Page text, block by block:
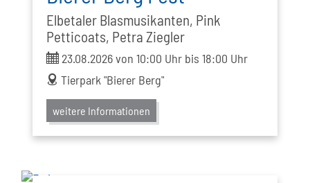
Elbetaler Blasmusikanten, Pink
Petticoats, Petra Ziegler
ticket
23.08.2026 von 10:00 Uhr bis 18:00 Uhr
address
Tierpark "Bierer Berg"
weitere Informationen